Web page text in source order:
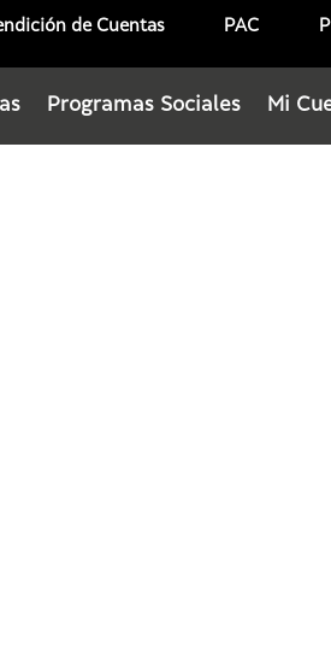
de Cuentas PAC
Programas Sociales Mi